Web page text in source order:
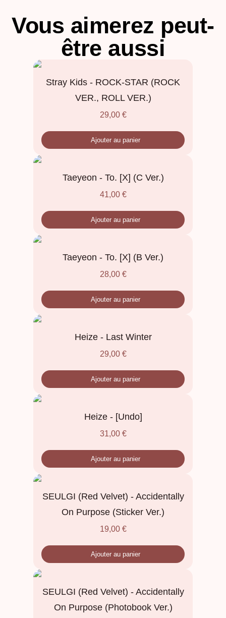
Vous aimerez peut-
être aussi
Stray Kids - ROCK-STAR (ROCK
VER., ROLL VER.)
29,00 €
Ajouter au panier
Taeyeon - To. [X] (C Ver.)
41,00 €
Ajouter au panier
Taeyeon - To. [X] (B Ver.)
28,00 €
Ajouter au panier
Heize - Last Winter
29,00 €
Ajouter au panier
Heize - [Undo]
31,00 €
Ajouter au panier
SEULGI (Red Velvet) - Accidentally
On Purpose (Sticker Ver.)
19,00 €
Ajouter au panier
SEULGI (Red Velvet) - Accidentally
On Purpose (Photobook Ver.)